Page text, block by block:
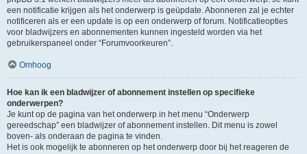
een notificatie krijgen als het onderwerp is geüpdate. Abonneren zal je echter
notificeren als er een update is op een onderwerp of forum. Notificatieopties
voor bladwijzers en abonnementen kunnen ingesteld worden via het
gebruikerspaneel onder “Forumvoorkeuren”.
Omhoog
Hoe kan ik een bladwijzer of abonnement instellen op specifieke
onderwerpen?
Je kunt op de pagina van het onderwerp in het menu “Onderwerp
gereedschap” een bladwijzer of abonnement instellen. Dit menu is zowel
boven- als onderaan de pagina te vinden.
Het is ook mogelijk te abonneren op het onderwerp door bij het reageren de